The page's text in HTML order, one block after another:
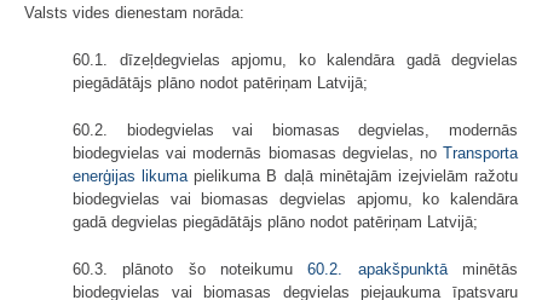
Valsts vides dienestam norāda:
60.1. dīzeļdegvielas apjomu, ko kalendāra gadā degvielas
piegādātājs plāno nodot patēriņam Latvijā;
60.2. biodegvielas vai biomasas degvielas, modernās
biodegvielas vai modernās biomasas degvielas, no Transporta
enerģijas likuma pielikuma B daļā minētajām izejvielām ražotu
biodegvielas vai biomasas degvielas apjomu, ko kalendāra
gadā degvielas piegādātājs plāno nodot patēriņam Latvijā;
60.3. plānoto šo noteikumu60.2. apakšpunktāminētās
biodegvielas vai biomasas degvielas piejaukuma īpatsvaru